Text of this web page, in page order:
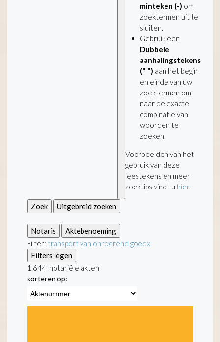
minteken (-) om
zoektermen uit te
sluiten.
Gebruik een
Dubbele
aanhalingstekens
(" ") aan het begin
en einde van uw
zoektermen om
naar de exacte
combinatie van
woorden te
zoeken.
Voorbeelden van het
gebruik van deze
leestekens en meer
zoektips vindt u hier.
Zoek Uitgebreid zoeken
Notaris
Aktebenoeming
Filter: transport van onroerend goedx
Filters legen
1.644 notariële akten
sorteren op: